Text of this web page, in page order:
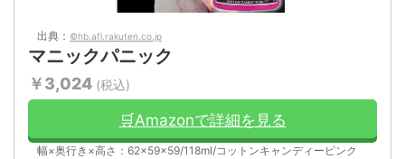
出典： ©hb.afl.rakuten.co.jp
マニックパニック
￥3,024 (税込)
🛒Amazonで詳細を見る
幅×奥行き×高さ：62×59×59/118ml/コットンキャンディーピンク